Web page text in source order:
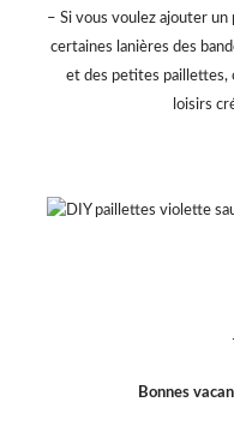
– Si vous voulez ajouter un
certaines lanières des
et des petites paillettes,
loisirs
Bonnes